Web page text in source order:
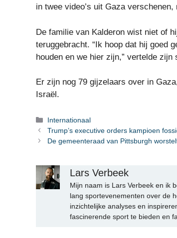
in twee video’s uit Gaza
De familie van Kalderon wist niet of
teruggebracht. “Ik hoop dat hij goed
houden en we hier zijn,” vertelde
Er zijn nog 79 gijzelaars over in
Israël.
Categorieën
Internationaal
Trump’s executive orders kampioen
De gemeenteraad van Pittsburgh
Lars Verbeek
Mijn naam is Lars Verbeek en ik
lang sportevenementen over de
inzichtelijke analyses en
fascinerende sport te bieden en